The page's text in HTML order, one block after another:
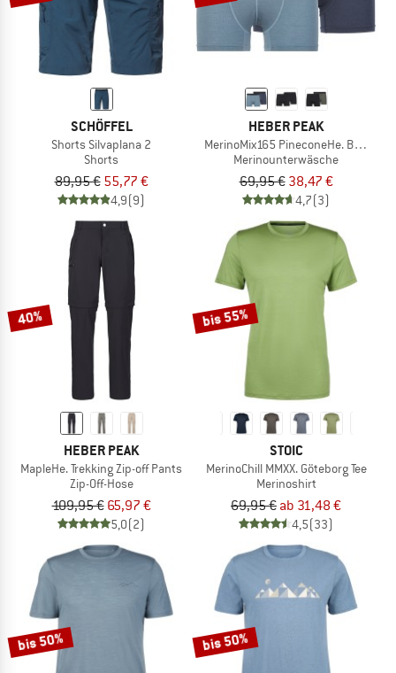
SCHÖFFEL
Shorts Silvaplana 2
Shorts
89,95 € 55,77 €
4,9(9)
HEBER PEAK
MerinoMix165 PineconeHe. Boxer 2-
Merinounterwäsche
69,95 € 38,47 €
4,7(3)
40%
HEBER PEAK
MapleHe. Trekking Zip-off Pants
Zip-Off-Hose
109,95 € 65,97 €
5,0(2)
bis 55%
STOIC
MerinoChill MMXX. Göteborg Tee
Merinoshirt
69,95 € ab 31,48 €
4,5(33)
bis 50% bis 50%